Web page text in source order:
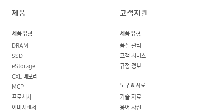
제품
제품 유형
DRAM
SSD
eStorage
CXL 메모리
MCP
프로세서
이미지센서
고객지원
제품 유형
품질 관리
고객 서비스
규정 정보
도구 & 자료
기술 자료
용어 사전